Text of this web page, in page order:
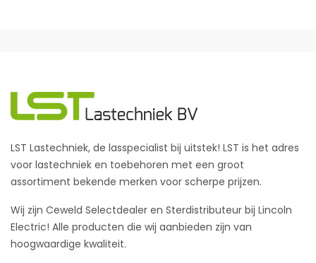
LST Lastechniek, de lasspecialist bij uitstek! LST is het adres
voor lastechniek en toebehoren met een groot
assortiment bekende merken voor scherpe prijzen.
Wij zijn Ceweld Selectdealer en Sterdistributeur bij Lincoln
Electric! Alle producten die wij aanbieden zijn van
hoogwaardige kwaliteit.